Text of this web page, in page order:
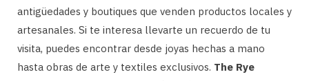
antigüedades y boutiques que venden productos locales y
artesanales. Si te interesa llevarte un recuerdo de tu
visita, puedes encontrar desde joyas hechas a mano
hasta obras de arte y textiles exclusivos. The Rye